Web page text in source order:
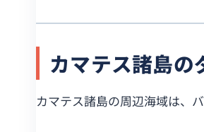
カマテス諸島の
カマテス諸島の周辺海域は、